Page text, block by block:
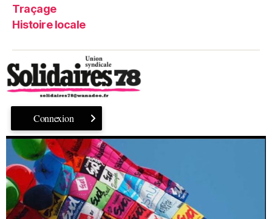
Traçage
Histoire locale
Connexion